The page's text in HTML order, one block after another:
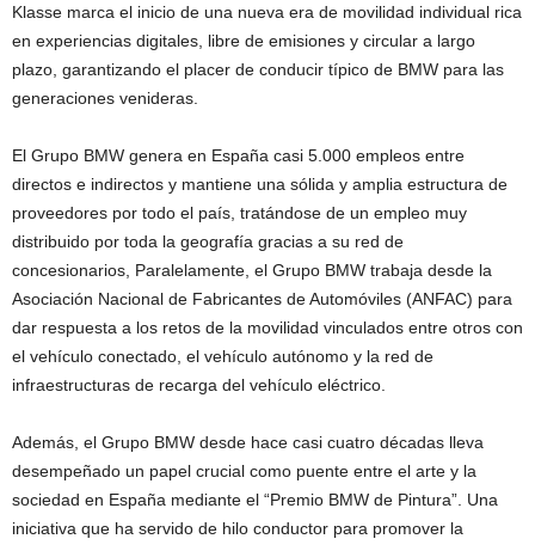
Klasse marca el inicio de una nueva era de movilidad individual rica
en experiencias digitales, libre de emisiones y circular a largo
plazo, garantizando el placer de conducir típico de BMW para las
generaciones venideras.
El Grupo BMW genera en España casi 5.000 empleos entre
directos e indirectos y mantiene una sólida y amplia estructura de
proveedores por todo el país, tratándose de un empleo muy
distribuido por toda la geografía gracias a su red de
concesionarios, Paralelamente, el Grupo BMW trabaja desde la
Asociación Nacional de Fabricantes de Automóviles (ANFAC) para
dar respuesta a los retos de la movilidad vinculados entre otros con
el vehículo conectado, el vehículo autónomo y la red de
infraestructuras de recarga del vehículo eléctrico.
Además, el Grupo BMW desde hace casi cuatro décadas lleva
desempeñado un papel crucial como puente entre el arte y la
sociedad en España mediante el “Premio BMW de Pintura”. Una
iniciativa que ha servido de hilo conductor para promover la